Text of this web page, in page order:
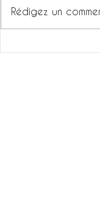
Rédigez un